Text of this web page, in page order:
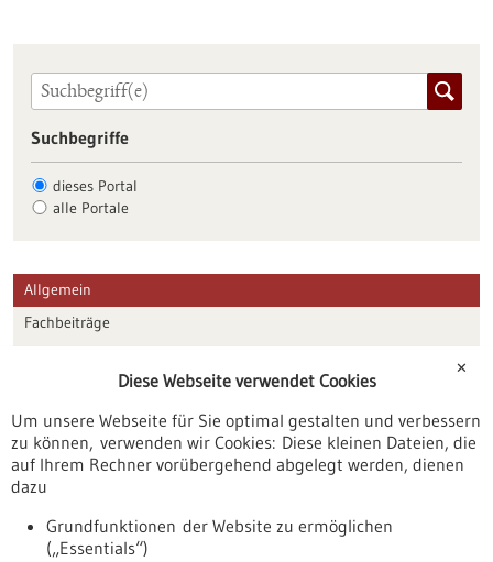
Suchbegriffe
dieses Portal
alle Portale
Allgemein
Fachbeiträge
Veranstaltungen
Erscheinungsdatum
✕
Diese Webseite verwendet Cookies
Um unsere Webseite für Sie optimal gestalten und verbessern
zu können, verwenden wir Cookies: Diese kleinen Dateien, die
auf Ihrem Rechner vorübergehend abgelegt werden, dienen
dazu
Grundfunktionen der Website zu ermöglichen
(„Essentials“)